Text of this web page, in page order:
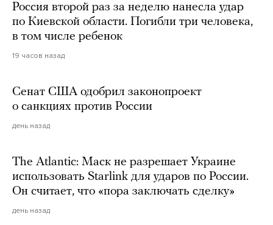
Россия второй раз за неделю нанесла удар
по Киевской области. Погибли три человека,
в том числе ребенок
19 часов назад
Сенат США одобрил законопроект
о санкциях против России
день назад
The Atlantic: Маск не разрешает Украине
использовать Starlink для ударов по России.
Он считает, что «пора заключать сделку»
день назад